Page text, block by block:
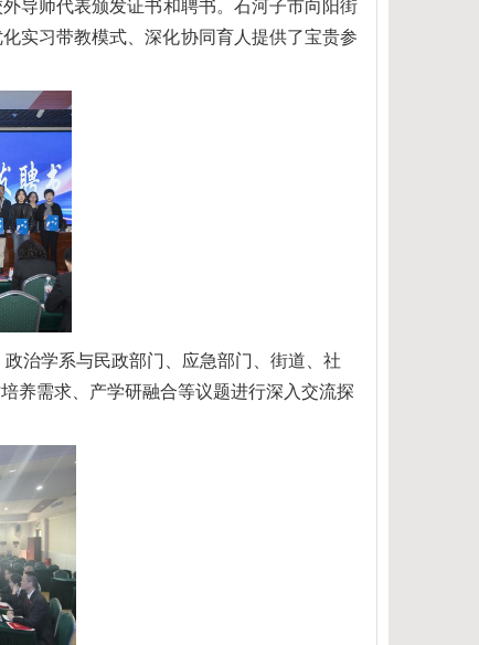
外导师代表颁发证书和聘书。石河子市向阳街
实习带教模式、深化协同育人提供了宝贵参
政治学系与民政部门 、应急部门、 街道、 社
养需求、产学研融合等议题进行深入交流探